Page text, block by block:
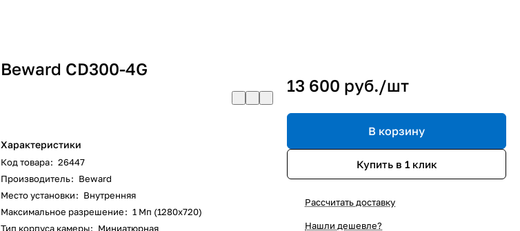
Beward CD300-4G
Характеристики
Код товара: 26447
Производитель: Beward
Место установки: Внутренняя
Максимальное разрешение: 1 Мп (1280x720)
Тип корпуса камеры: Миниатюрная
13 600 руб./шт
В корзину
Купить в 1 клик
Рассчитать доставку
Нашли дешевле?